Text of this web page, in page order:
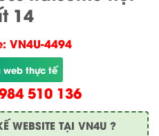
14
VN4U-4494
thực tế
510 136
WEBSITE TẠI VN4U ?